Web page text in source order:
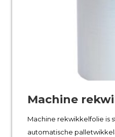
Machine
Machine rekwikkelfolie is
automatische